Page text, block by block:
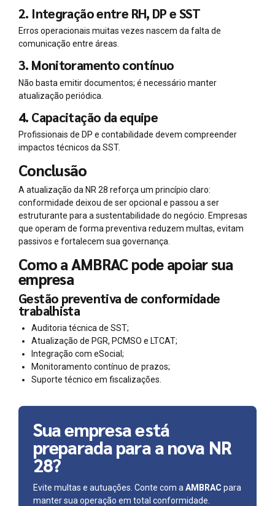
2. Integração entre RH, DP e SST
Erros operacionais muitas vezes nascem da falta de
comunicação entre áreas.
3. Monitoramento contínuo
Não basta emitir documentos; é necessário manter
atualização periódica.
4. Capacitação da equipe
Profissionais de DP e contabilidade devem compreender
impactos técnicos da SST.
Conclusão
A atualização da NR 28 reforça um princípio claro:
conformidade deixou de ser opcional e passou a ser
estruturante para a sustentabilidade do negócio. Empresas
que operam de forma preventiva reduzem multas, evitam
passivos e fortalecem sua governança.
Como a AMBRAC pode apoiar sua
empresa
Gestão preventiva de conformidade
trabalhista
Auditoria técnica de SST;
Atualização de PGR, PCMSO e LTCAT;
Integração com eSocial;
Monitoramento contínuo de prazos;
Suporte técnico em fiscalizações.
Sua empresa está
preparada para a nova NR
28?
Evite multas e autuações. Conte com a AMBRAC para
manter sua operação em total conformidade.